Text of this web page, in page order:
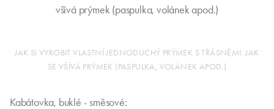
JAK SI VYROBIT VLASTNÍ JEDNODUCHÝ PRÝMEK S TŘÁSNĚMI. JAK
SE VŠÍVÁ PRÝMEK (PASPULKA, VOLÁNEK APOD.)
Kabátovka, buklé - směsové: